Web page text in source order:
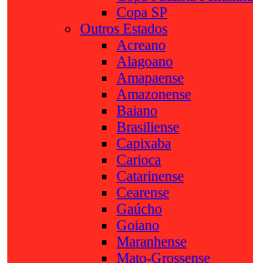
Copa SP
Outros Estados
Acreano
Alagoano
Amapaense
Amazonense
Baiano
Brasiliense
Capixaba
Carioca
Catarinense
Cearense
Gaúcho
Goiano
Maranhense
Mato-Grossense